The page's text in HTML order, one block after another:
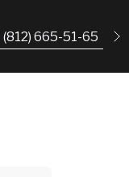
(812) 665-51-65